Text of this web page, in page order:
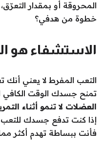
المحروقة أو بمقدار
خطوة من هدفي؟
الاستشفاء هو
التعب المفرط لا يعني أنك
تمنح جسدك الوقت الكافي
العضلات لا تنمو أثناء
إذا كنت تدفع جسدك للتعب
فأنت ببساطة تهدم أكثر